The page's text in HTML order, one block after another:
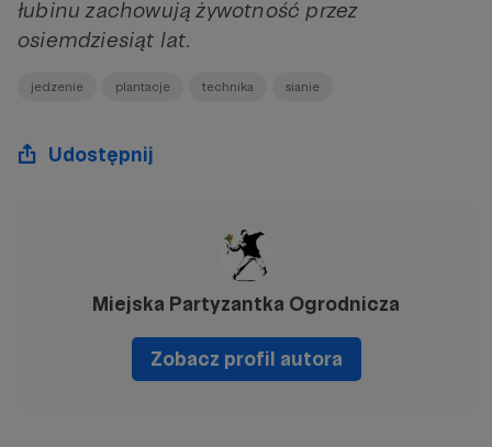
łubinu zachowują żywotność przez
osiemdziesiąt lat.
jedzenie plantacje technika sianie
Udostępnij
Miejska Partyzantka Ogrodnicza
Zobacz profil autora